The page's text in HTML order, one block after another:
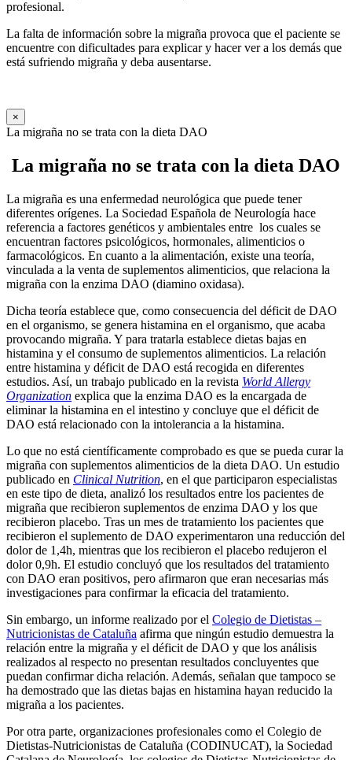
profesional.
La falta de información sobre la migraña provoca que el paciente se
encuentre con dificultades para explicar y hacer ver a los demás que
está sufriendo migraña y deba ausentarse.
×
La migraña no se trata con la dieta DAO
La migraña no se trata con la dieta DAO
La migraña es una enfermedad neurológica que puede tener
diferentes orígenes. La Sociedad Española de Neurología hace
referencia a factores genéticos y ambientales entre los cuales se
encuentran factores psicológicos, hormonales, alimenticios o
farmacológicos. En cuanto a la alimentación, existe una teoría,
vinculada a la venta de suplementos alimenticios, que relaciona la
migraña con la enzima DAO (diamino oxidasa).
Dicha teoría establece que, como consecuencia del déficit de DAO
en el organismo, se genera histamina en el organismo, que acaba
provocando migraña. Y para tratarla establece dietas bajas en
histamina y el consumo de suplementos alimenticios. La relación
entre histamina y déficit de DAO está recogida en diferentes
estudios. Así, un trabajo publicado en la revista World Allergy
Organization explica que la enzima DAO es la encargada de
eliminar la histamina en el intestino y concluye que el déficit de
DAO está relacionado con la intolerancia a la histamina.
Lo que no está científicamente comprobado es que se pueda curar la
migraña con suplementos alimenticios de la dieta DAO. Un estudio
publicado en Clinical Nutrition, en el que participaron especialistas
en este tipo de dieta, analizó los resultados entre los pacientes de
migraña que recibieron suplementos de enzima DAO y los que
recibieron placebo. Tras un mes de tratamiento los pacientes que
recibieron el suplemento de DAO experimentaron una reducción del
dolor de 1,4h, mientras que los recibieron el placebo redujeron el
dolor 0,9h. El estudio concluyó que los resultados del tratamiento
con DAO eran positivos, pero afirmaron que eran necesarias más
investigaciones para confirmar la eficacia del tratamiento.
Sin embargo, un informe realizado por el Colegio de Dietistas –
Nutricionistas de Cataluña afirma que ningún estudio demuestra la
relación entre la migraña y el déficit de DAO y que los análisis
realizados al respecto no presentan resultados concluyentes que
puedan confirmar dicha relación. Además, señalan que tampoco se
ha demostrado que las dietas bajas en histamina hayan reducido la
migraña a los pacientes.
Por otra parte, organizaciones profesionales como el Colegio de
Dietistas-Nutricionistas de Cataluña (CODINUCAT), la Sociedad